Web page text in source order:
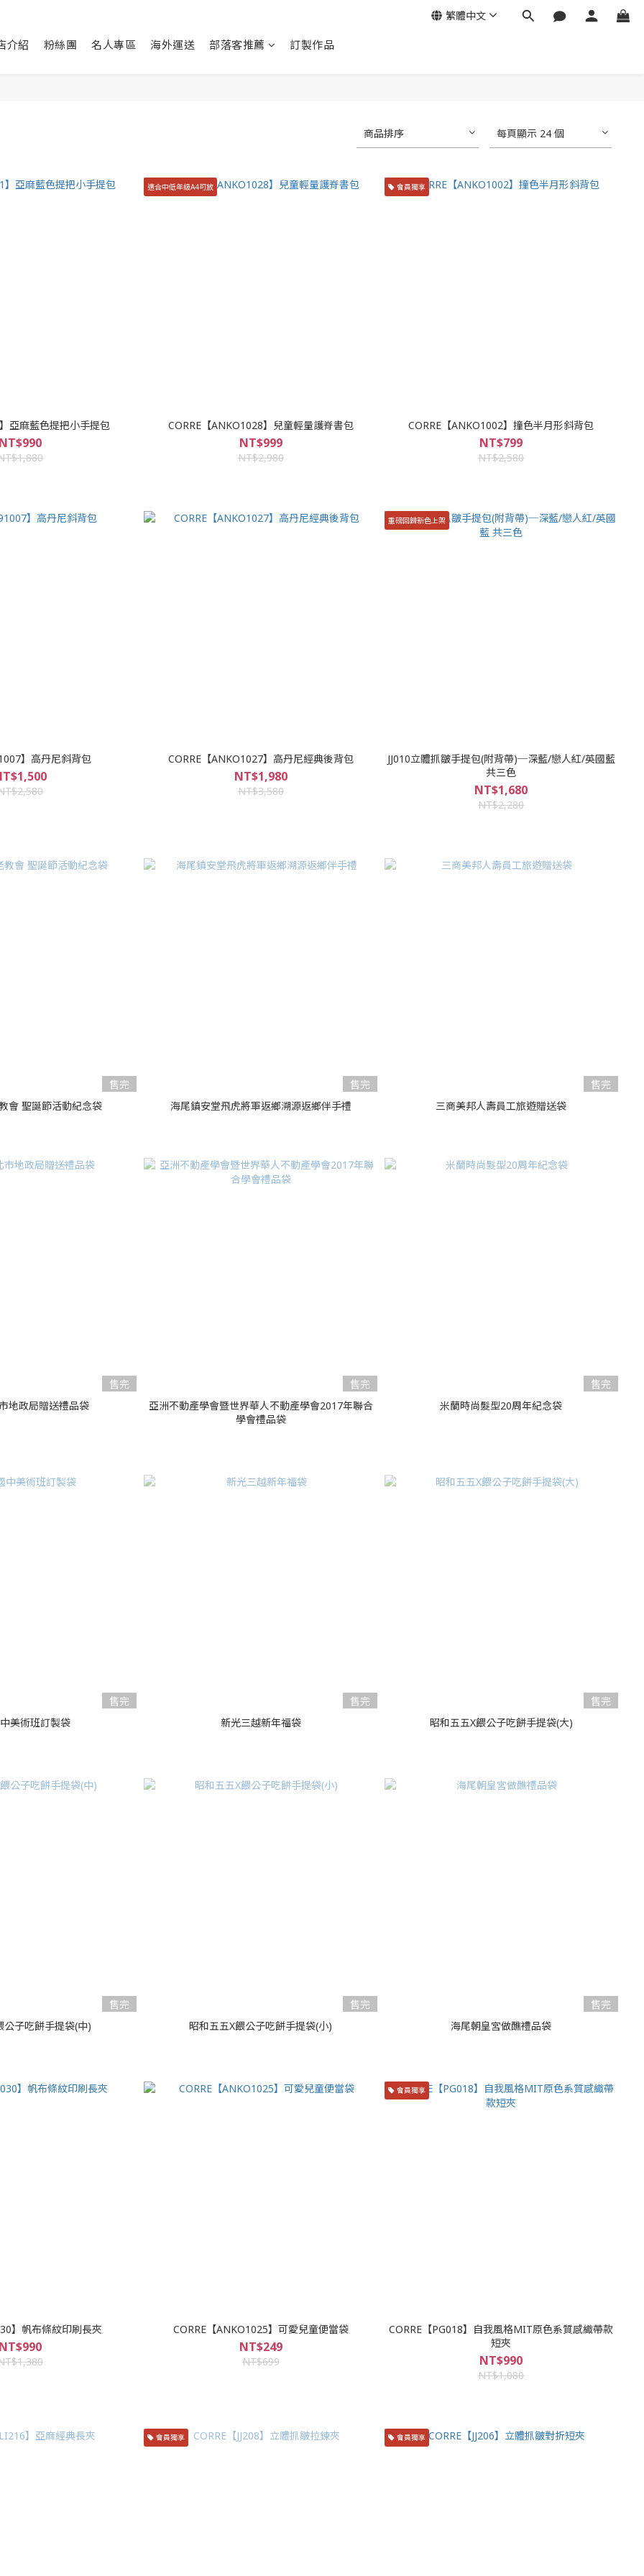
介紹 粉絲團 名人專區 海外運送 部落客推薦 訂製作品
繁體中文
商品排序 每頁顯示 24 個
亞麻藍色提把小手提包
適合中低年級A4可放
CORRE【ANKO1028】兒童輕量護脊書包
NT$999
NT$2,980
會員獨享
CORRE【ANKO1002】撞色半月形斜背包
NT$799
NT$2,580
】高丹尼斜背包 CORRE【ANKO1027】高丹尼經典後背包
NT$1,980
NT$3,580
重磅回歸新色上架
JJ010立體抓皺手提包(附背帶)─深藍/戀人紅/英國藍
共三色
NT$1,680
NT$2,280
售完
會 聖誕節活動紀念袋
售完
海尾鎮安堂飛虎將軍返鄉溯源返鄉伴手禮
售完
三商美邦人壽員工旅遊贈送袋
售完
地政局贈送禮品袋
售完
亞洲不動產學會暨世界華人不動產學會2017年聯合
學會禮品袋
售完
米蘭時尚髮型20周年紀念袋
售完
美術班訂製袋
售完
新光三越新年福袋
售完
昭和五五X餵公子吃餅手提袋(大)
售完
公子吃餅手提袋(中)
售完
昭和五五X餵公子吃餅手提袋(小)
售完
海尾朝皇宮做醮禮品袋
】帆布條紋印刷長夾 CORRE【ANKO1025】可愛兒童便當袋
NT$249
NT$699
會員獨享
CORRE【PG018】自我風格MIT原色系質感織帶款
短夾
NT$990
NT$1,080
會員獨享 會員獨享